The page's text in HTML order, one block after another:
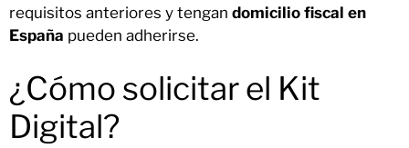
requisitos anteriores y tengan domicilio fiscal en
España pueden adherirse.
¿Cómo solicitar el Kit
Digital?